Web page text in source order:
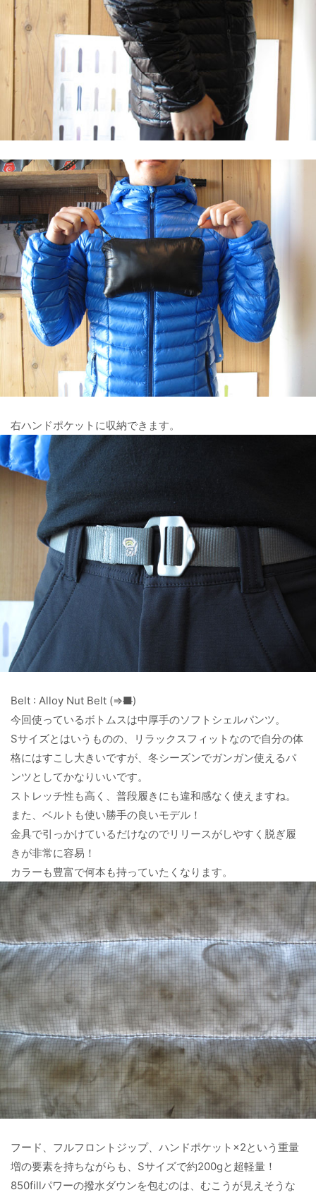
右ハンドポケットに収納できます。
Belt : Alloy Nut Belt (⇒■)
今回使っているボトムスは中厚手のソフトシェルパンツ。
Sサイズとはいうものの、リラックスフィットなので自分の体
格にはすこし大きいですが、冬シーズンでガンガン使えるパ
ンツとしてかなりいいです。
ストレッチ性も高く、普段履きにも違和感なく使えますね。
また、ベルトも使い勝手の良いモデル！
金具で引っかけているだけなのでリリースがしやすく脱ぎ履
きが非常に容易！
カラーも豊富で何本も持っていたくなります。
フード、フルフロントジップ、ハンドポケット×2という重量
増の要素を持ちながらも、Sサイズで約200gと超軽量！
850fillパワーの撥水ダウンを包むのは、むこうが見えそうな